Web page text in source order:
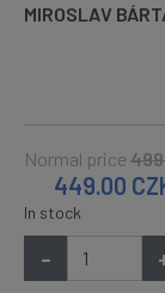
MIROSLAV
Normal price
449.00
In stock
-